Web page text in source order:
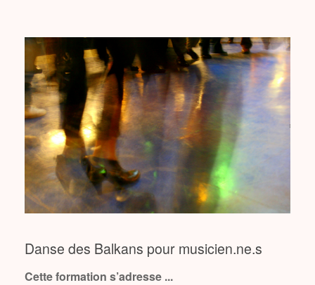
Danse des Balkans pour musicien.ne.s
Cette formation s’adresse ...